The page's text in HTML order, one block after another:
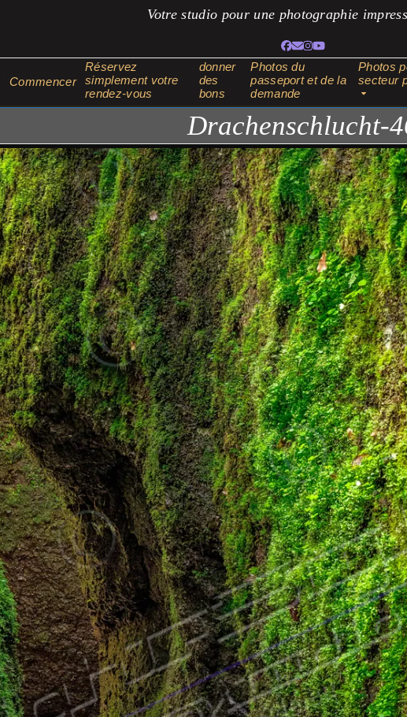
Votre studio pour une photographie
Facebook
Adresse
électronique
Instagram
YouTube
Commencer
Réservez
simplement votre
rendez-vous
donner
des
bons
Photos du
passeport et de la
demande
Photos
secteur
Drachenschlucht-